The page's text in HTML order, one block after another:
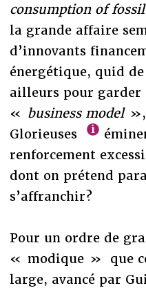
consumption of
la grande affaire
d’innovants
énergétique, quid
ailleurs pour garder
« business model»,
Glorieuses
renforcement
dont on prétend
s’affranchir?
Pour un ordre de
« modique » que
large, avancé par